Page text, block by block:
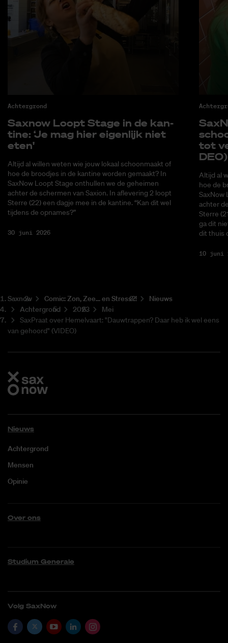
Achtergrond
Saxnow Loopt Sta­ge in de kan­
ti­ne: ‘Je mag hier ei­gen­lijk niet
eten'
Altijd al willen weten wie jouw lokaal schoonmaakt of
hoe de broodjes in de kantine worden gemaakt? In
SaxNow Loopt Stage onthullen we de geheimen
achter de schermen van Saxion. In aflevering 2 loopt
Sterre (22) een dagje mee in de kantine. “Kan dit wel
tijdens de opnames?”
30 juni 2026
tot
DEO)
Altijd al
hoe de
SaxNow
achter
Sterre
ga dit
dit thuis
10 juni
Saxnow Co­mic: Zon, Zee... en Stress?!
Nieuws
Achtergrond
2023
Mei
SaxPraat over Hemelvaart: "Dauwtrappen? Daar heb ik wel eens
van gehoord" (VIDEO)
Nieuws
Achtergrond
Mensen
Opinie
Over ons
Studium Generale
Volg SaxNow